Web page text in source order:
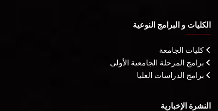
الكليات و البرامج النوعية
كليات الجامعة
برامج المرحلة الجامعية الأولى
برامج الدراسات العليا
النشرة الإخبارية